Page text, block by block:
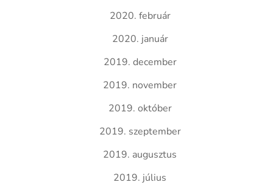
2020. február
2020. január
2019. december
2019. november
2019. október
2019. szeptember
2019. augusztus
2019. július